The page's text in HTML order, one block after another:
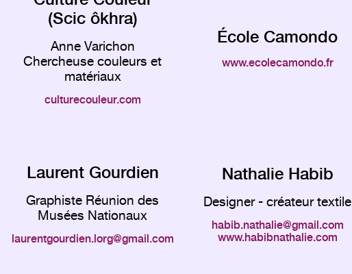
(Scic ôkhra)
Anne Varichon
Chercheuse couleurs et
matériaux
culturecouleur.com
École Camondo
www.ecolecamondo.fr
Laurent Gourdien
Graphiste Réunion des
Musées Nationaux
laurentgourdien.lorg gmail.com
Nathalie Habib
Designer - créateur textile
habib.nathalie
gmail.com
www.habibnathalie.com